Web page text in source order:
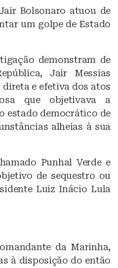
Bolsonaro atuou de
um golpe de Estado
demonstram de
Jair Messias
e efetiva dos atos
que objetivava a
estado democrático de
alheias à sua
Punhal Verde e
de sequestro ou
Luiz Inácio Lula
da Marinha,
à disposição do então